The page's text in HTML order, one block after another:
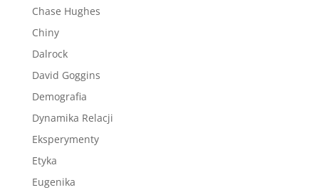
Chase Hughes
Chiny
Dalrock
David Goggins
Demografia
Dynamika Relacji
Eksperymenty
Etyka
Eugenika